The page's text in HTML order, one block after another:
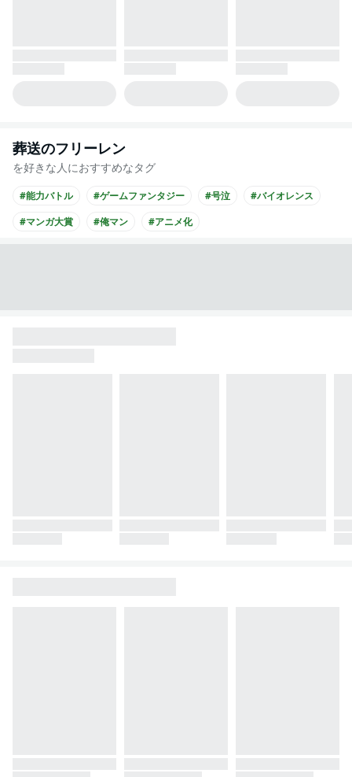
葬送のフリーレン
を好きな人におすすめなタグ
#能力バトル #ゲームファンタジー #号泣
#バイオレンス
#マンガ大賞
#俺マン #アニメ化